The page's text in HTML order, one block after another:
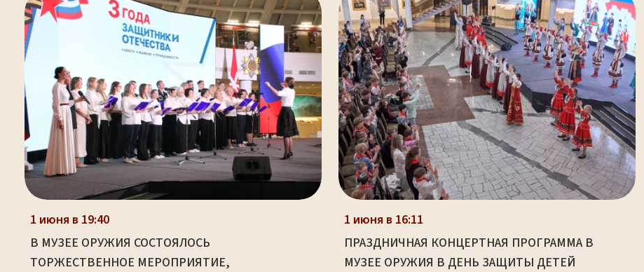
1 июня в 19:40
В МУЗЕЕ ОРУЖИЯ СОСТОЯЛОСЬ
ТОРЖЕСТВЕННОЕ МЕРОПРИЯТИЕ,
1 июня в 16:11
ПРАЗДНИЧНАЯ КОНЦЕРТНАЯ ПРОГРАММА В
МУЗЕЕ ОРУЖИЯ В ДЕНЬ ЗАЩИТЫ ДЕТЕЙ